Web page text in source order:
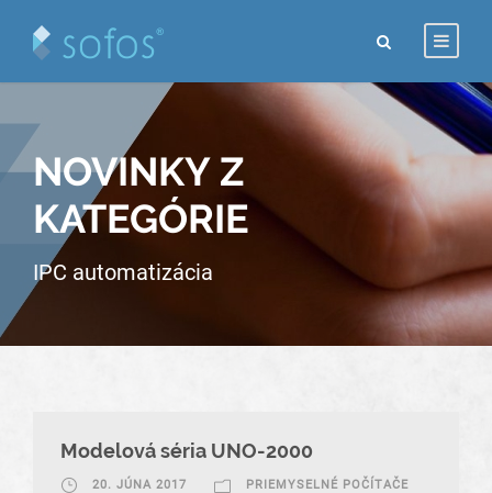
NOVINKY Z
KATEGÓRIE
IPC automatizácia
Modelová séria UNO-2000
20. JÚNA 2017 PRIEMYSELNÉ POČÍTAČE